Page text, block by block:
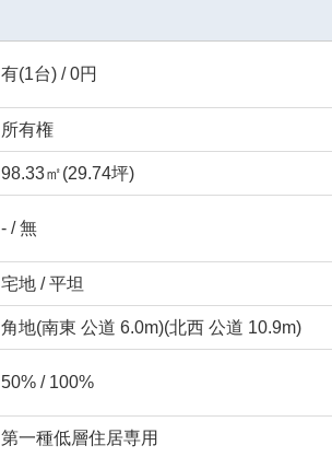
有(1台) / 0円
所有権
98.33㎡(29.74坪)
- / 無
宅地 / 平坦
角地(南東 公道 6.0m)(北西 公道 10.9m)
50% / 100%
第一種低層住居専用